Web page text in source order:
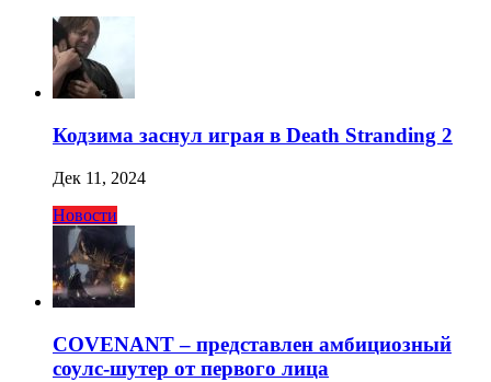
Кодзима заснул играя в Death Stranding 2
Дек 11, 2024
Новости
COVENANT – представлен амбициозный
соулс-шутер от первого лица